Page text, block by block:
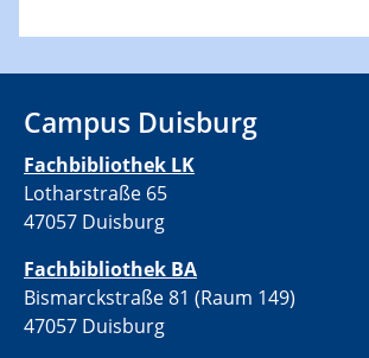
Campus Duisburg
Fachbibliothek LK
Lotharstraße 65
47057 Duisburg
Fachbibliothek BA
Bismarckstraße 81 (Raum 149)
47057 Duisburg